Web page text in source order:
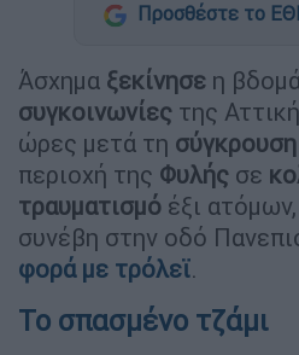
Προσθέστε το
Άσχημα ξεκίνησε η
συγκοινωνίες της
ώρες μετά τη σύγκρουση
περιοχή της Φυλής σε
τραυματισμό έξι
συνέβη στην οδό
φορά με τρόλεϊ.
Το σπασμένο τζάμι